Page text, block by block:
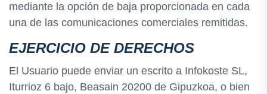
mediante la opción de baja proporcionada en cada
una de las comunicaciones comerciales remitidas.
EJERCICIO DE DERECHOS
El Usuario puede enviar un escrito a Infokoste SL,
Iturrioz 6 bajo, Beasain 20200 de Gipuzkoa, o bien